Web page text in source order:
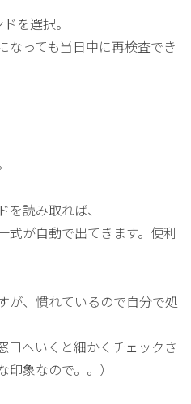
を選択。
なっても当日中に再検査でき
読み取れば、
式が自動で出てきます。便利
が、慣れているので自分で処
口へいくと細かくチェックさ
象なので。。）